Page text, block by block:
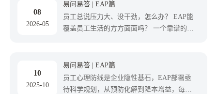
08
2026-05
易问易答 | EAP篇
员工总说压力大、没干劲，怎么办？ EAP能
覆盖员工生活的方方面面吗？ 一个靠谱的
划，构筑组织健康防线 ，关注易才集团公众
号，获取专业EAP支持，让人才关怀更暖
心。
10
2025-10
易问易答 | EAP篇
员工心理防线是企业隐性基石，EAP部署亟
待科学规划，从预防化解到降本增益，每个